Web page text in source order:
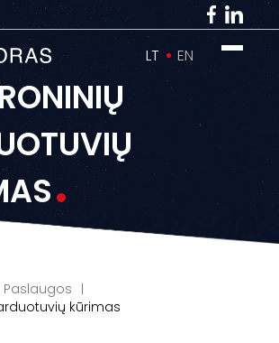
LT EN
Paslaugos
kūrimas